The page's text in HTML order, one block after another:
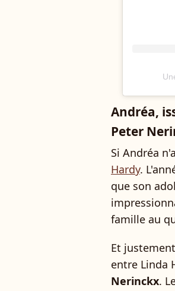
Andréa,
Peter
Si Andréa
Hardy.
que son
famille au
Et
entre Linda
Nerinckx.